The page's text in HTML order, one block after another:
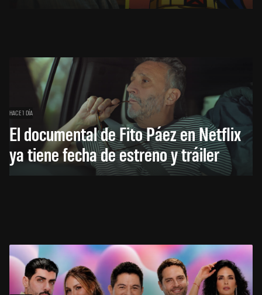
HACE 1 DÍA
El documental de Fito Páez en Netflix
ya tiene fecha de estreno y tráiler